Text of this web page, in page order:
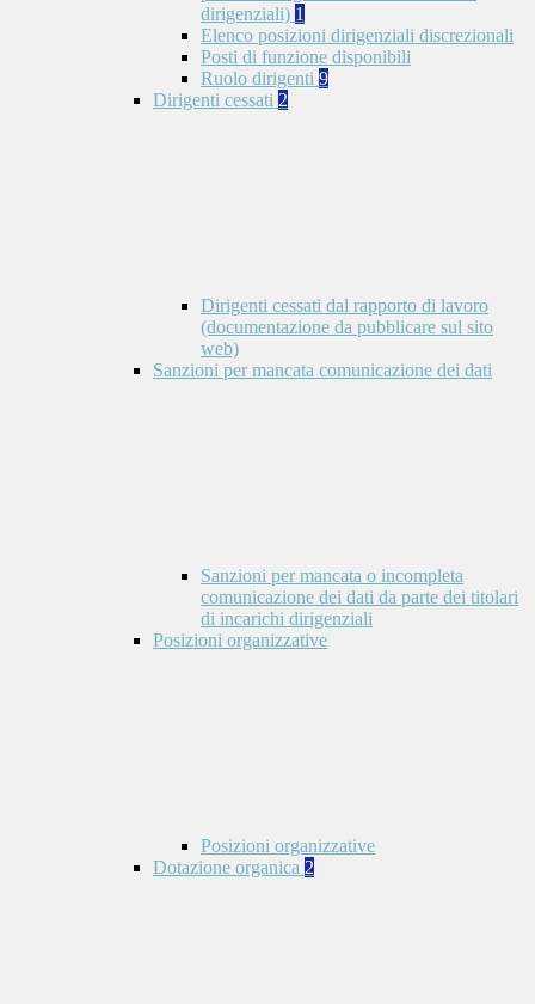
dirigenziali) 1
Elenco posizioni dirigenziali discrezionali
Posti di funzione disponibili
Ruolo dirigenti 9
Dirigenti cessati 2
Dirigenti cessati dal rapporto di lavoro
(documentazione da pubblicare sul sito
web)
Sanzioni per mancata comunicazione dei dati
Sanzioni per mancata o incompleta
comunicazione dei dati da parte dei titolari
di incarichi dirigenziali
Posizioni organizzative
Posizioni organizzative
Dotazione organica 2